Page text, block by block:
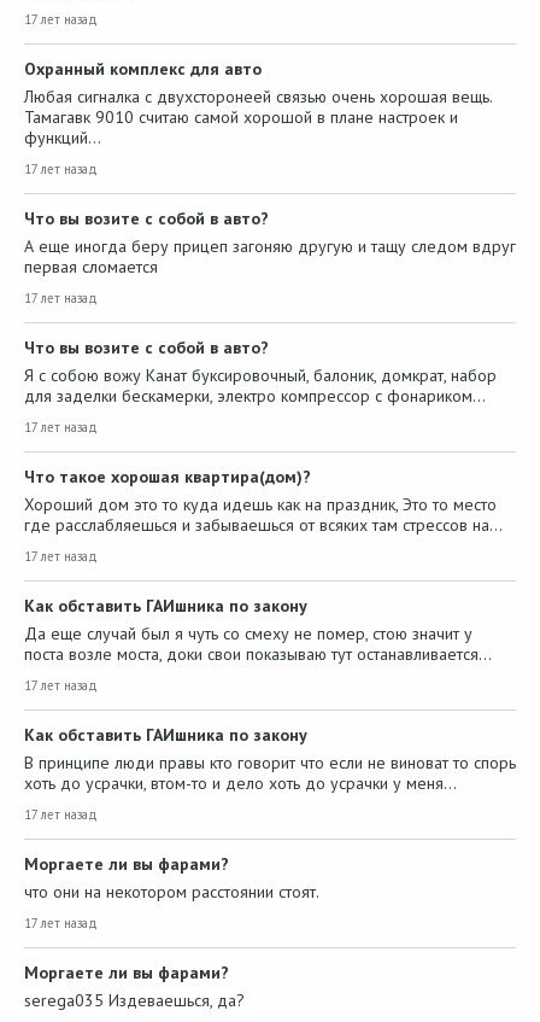
17 лет назад
Охранный комплекс для авто
Любая сигналка с двухсторонеей связью очень хорошая вещь.
Тамагавк 9010 считаю самой хорошой в плане настроек и
функций…
17 лет назад
Что вы возите с собой в авто?
А еще иногда беру прицеп загоняю другую и тащу следом вдруг
первая сломается
17 лет назад
Что вы возите с собой в авто?
Я с собою вожу Канат буксировочный, балоник, домкрат, набор
для заделки бескамерки, электро компрессор с фонариком…
17 лет назад
Что такое хорошая квартира(дом)?
Хороший дом это то куда идешь как на праздник, Это то место
где расслабляешься и забываешься от всяких там стрессов на…
17 лет назад
Как обставить ГАИшника по закону
Да еще случай был я чуть со смеху не помер, стою значит у
поста возле моста, доки свои показываю тут останавливается…
17 лет назад
Как обставить ГАИшника по закону
В принципе люди правы кто говорит что если не виноват то спорь
хоть до усрачки, втом-то и дело хоть до усрачки у меня…
17 лет назад
Моргаете ли вы фарами?
что они на некотором расстоянии стоят.
17 лет назад
Моргаете ли вы фарами?
serega035 Издеваешься, да?